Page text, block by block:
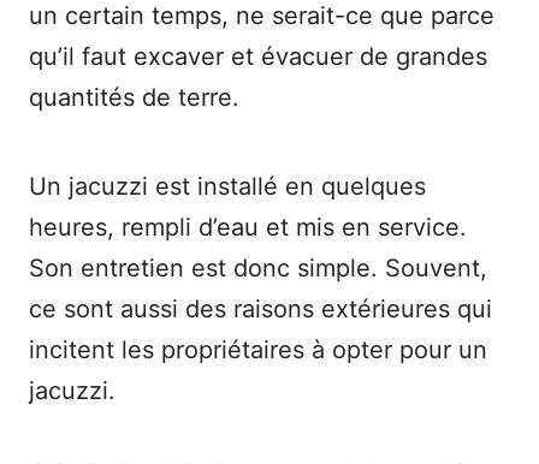
un certain temps, ne serait-ce que parce
qu’il faut excaver et évacuer de grandes
quantités de terre.
Un jacuzzi est installé en quelques
heures, rempli d’eau et mis en service.
Son entretien est donc simple. Souvent,
ce sont aussi des raisons extérieures qui
incitent les propriétaires à opter pour un
jacuzzi.